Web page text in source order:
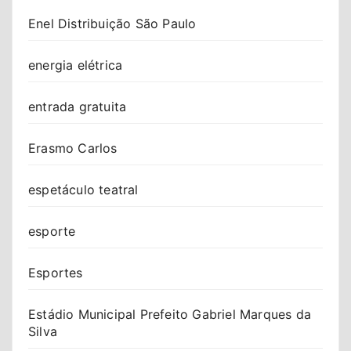
Enel Distribuição São Paulo
energia elétrica
entrada gratuita
Erasmo Carlos
espetáculo teatral
esporte
Esportes
Estádio Municipal Prefeito Gabriel Marques da
Silva